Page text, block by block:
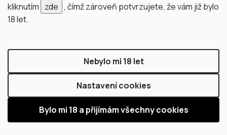
kliknutím zde , čímž zároveň potvrzujete, že vám již bylo
18 let.
Nebylo mi 18 let
Nastavení cookies
Sekt
Obsah alkoholu
0 % 8